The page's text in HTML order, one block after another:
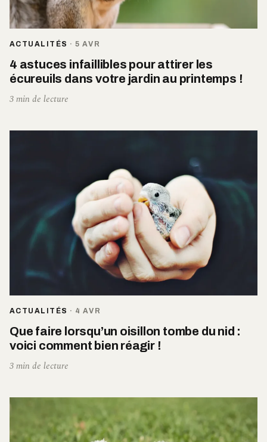
ACTUALITÉS · 5 AVR
4 astuces infaillibles pour attirer les
écureuils dans votre jardin au printemps !
3 min de lecture
ACTUALITÉS · 4 AVR
Que faire lorsqu’un oisillon tombe du nid :
voici comment bien réagir !
3 min de lecture